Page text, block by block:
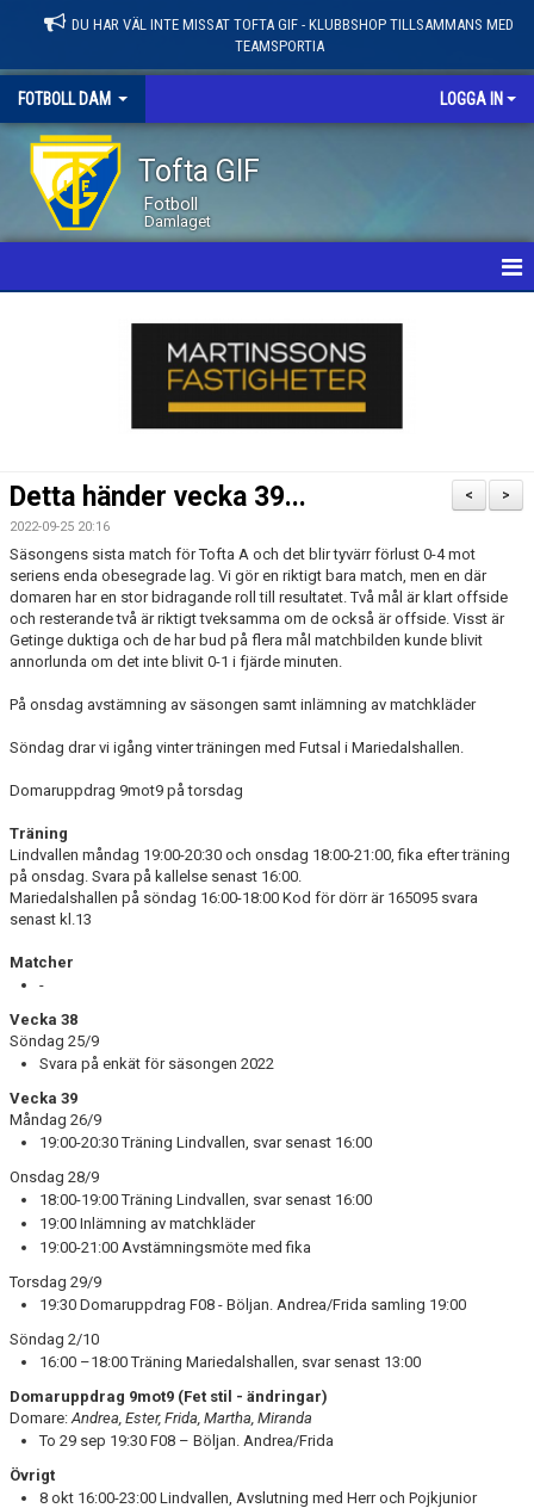
DU HAR VÄL INTE MISSAT TOFTA GIF - KLUBBSHOP TILLSAMMANS MED
TEAMSPORTIA
FOTBOLL DAM LOGGA IN
Tofta GIF
Fotboll
Damlaget
LEDARE / TRUPP
BILDGALLERI
DOKUMENT
>
<
Detta händer vecka 39...
2022-09-25 20:16
Säsongens sista match för Tofta A och det blir tyvärr förlust 0-4 mot
seriens enda obesegrade lag. Vi gör en riktigt bara match, men en där
domaren har en stor bidragande roll till resultatet. Två mål är klart offside
och resterande två är riktigt tveksamma om de också är offside. Visst är
Getinge duktiga och de har bud på flera mål matchbilden kunde blivit
annorlunda om det inte blivit 0-1 i fjärde minuten.
På onsdag avstämning av säsongen samt inlämning av matchkläder
Söndag drar vi igång vinter träningen med Futsal i Mariedalshallen.
Domaruppdrag 9mot9 på torsdag
Träning
Lindvallen måndag 19:00-20:30 och onsdag 18:00-21:00, fika efter träning
på onsdag. Svara på kallelse senast 16:00.
Mariedalshallen på söndag 16:00-18:00 Kod för dörr är 165095 svara
senast kl.13
Matcher
-
Vecka 38
Söndag 25/9
Svara på enkät för säsongen 2022
Vecka 39
Måndag 26/9
19:00-20:30 Träning Lindvallen, svar senast 16:00
Onsdag 28/9
18:00-19:00 Träning Lindvallen, svar senast 16:00
19:00 Inlämning av matchkläder
19:00-21:00 Avstämningsmöte med fika
Torsdag 29/9
19:30 Domaruppdrag F08 - Böljan. Andrea/Frida samling 19:00
Söndag 2/10
16:00 –18:00 Träning Mariedalshallen, svar senast 13:00
Domaruppdrag 9mot9 (Fet stil - ändringar)
Domare:Andrea, Ester, Frida, Martha, Miranda
To 29 sep 19:30 F08 – Böljan. Andrea/Frida
Övrigt
8 okt 16:00-23:00 Lindvallen, Avslutning med Herr och Pojkjunior